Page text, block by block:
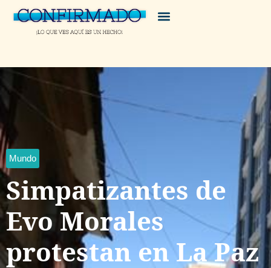
Mundo
Simpatizantes de
Evo Morales
protestan en La Paz